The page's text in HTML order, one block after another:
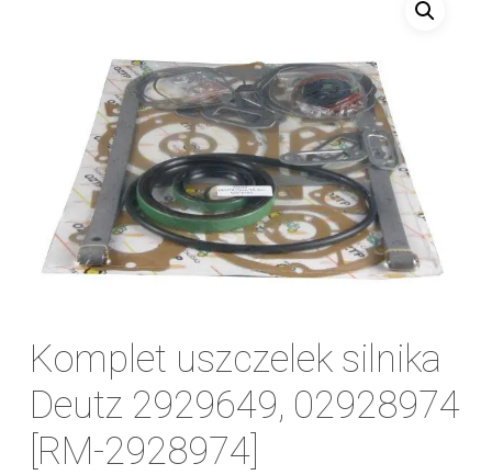
Komplet uszczelek silnika
Deutz 2929649, 02928974
[RM-2928974]